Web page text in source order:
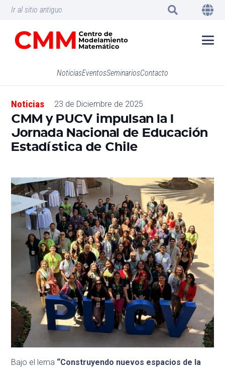
Ir al sitio antiguo
NoticiasEventosSeminariosContacto
Noticias 23 de Diciembre de 2025
CMM y PUCV impulsan la I
Jornada Nacional de Educación
Estadística de Chile
Bajo el lema “Construyendo nuevos espacios de la